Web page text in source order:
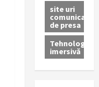
site uri
comunicate
de presa
Tehnologie
imersivă